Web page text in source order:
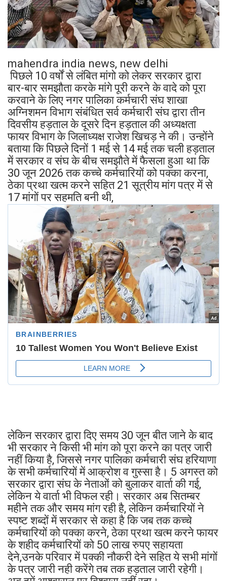
mahendra india news, new delhi
पिछले 10 वर्षों से लंबित मांगो को लेकर सरकार द्वारा
बार-बार समझौता करके मांगे पूरी करने के वादे को पूरा
करवाने के लिए नगर पालिका कर्मचारी संघ शाखा
अग्निशमन विभाग संबंधित सर्व कर्मचारी संघ द्वारा तीन
दिवसीय हड़ताल के दूसरे दिन हड़ताल की अध्यक्षता
फायर विभाग के जिलाध्यक्ष राजेश खिचड़ ने की। उन्होंने
बताया कि पिछले दिनों 1 मई से 14 मई तक चली हड़ताल
में सरकार व संघ के बीच समझौते में फैसला हुआ था कि
30 जून 2026 तक कच्चे कर्मचारियों को पक्का करना,
ठेका प्रथा खत्म करने सहित 21 सूत्रीय मांग पत्र में से
17 मांगों पर सहमति बनी थी,
लेकिन सरकार द्वारा दिए समय 30 जून बीत जाने के बाद
भी सरकार ने किसी भी मांग को पूरा करने का पत्र जारी
नहीं किया है, जिससे नगर पालिका कर्मचारी संघ हरियाणा
के सभी कर्मचारियों में आक्रोश व गुस्सा है। 5 अगस्त को
सरकार द्वारा संघ के नेताओं को बुलाकर वार्ता की गई,
लेकिन ये वार्ता भी विफल रही। सरकार अब सितम्बर
महीने तक और समय मांग रही है, लेकिन कर्मचारियों ने
स्पष्ट शब्दों में सरकार से कहा है कि जब तक कच्चे
कर्मचारियों को पक्का करने, ठेका प्रथा खत्म करने फायर
के शहीद कर्मचारियों को 50 लाख रुपए सहायता
देने,उनके परिवार में पक्की नौकरी देने सहित ये सभी मांगों
के पत्र जारी नही करेंगे तब तक हड़ताल जारी रहेगी।